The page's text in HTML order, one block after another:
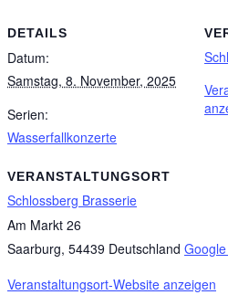
DETAILS
Datum:
Samstag, 8. November, 2025
Serien:
Wasserfallkonzerte
VERANSTALTUNGSORT
Schlossberg Brasserie
Am Markt 26
Saarburg, 54439 Deutschland
Veranstaltungsort-Website anzeigen